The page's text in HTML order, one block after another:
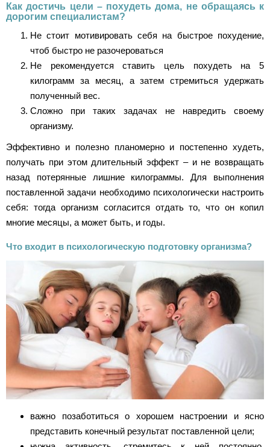
Как достичь цели – похудеть дома, не обращаясь к
дорогим специалистам?
Не стоит мотивировать себя на быстрое похудение,
чтоб быстро не разочероваться
Не рекомендуется ставить цель похудеть на 5
килограмм за месяц, а затем стремиться удержать
полученный вес.
Сложно при таких задачах не навредить своему
организму.
Эффективно и полезно планомерно и постепенно худеть,
получать при этом длительный эффект – и не возвращать
назад потерянные лишние килограммы. Для выполнения
поставленной задачи необходимо психологически настроить
себя: тогда организм согласится отдать то, что он копил
многие месяцы, а может быть, и годы.
Что входит в психологическую подготовку организма?
важно позаботиться о хорошем настроении и ясно
представить конечный результат поставленной цели;